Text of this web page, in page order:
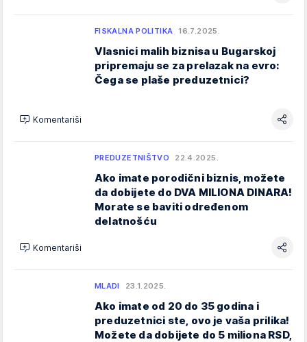
FISKALNA POLITIKA 16.7.2025.
Vlasnici malih biznisa u Bugarskoj
pripremaju se za prelazak na evro:
Čega se plaše preduzetnici?
Komentariši
PREDUZETNIŠTVO 22.4.2025.
Ako imate porodični biznis, možete
da dobijete do DVA MILIONA DINARA!
Morate se baviti određenom
delatnošću
Komentariši
MLADI 23.1.2025.
Ako imate od 20 do 35 godina i
preduzetnici ste, ovo je vaša prilika!
Možete da dobijete do 5 miliona RSD,